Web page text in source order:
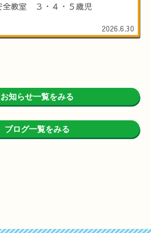
教室 ３・４・５歳児
2026.6.30
お知らせ一覧をみる
ブログ一覧をみる